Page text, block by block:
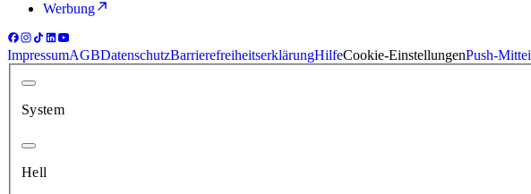
Werbung
ImpressumAGBDatenschutzBarrierefreiheitserklärungHilfeCookie-EinstellungenPush-
System
Hell